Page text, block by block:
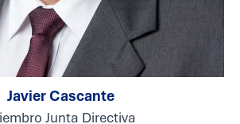
Javier Cascante
Junta Directiva